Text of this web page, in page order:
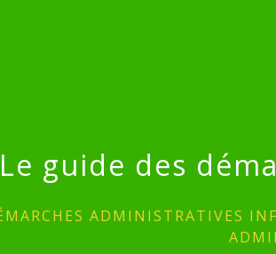
Le guide des
ADMINISTRATIVES